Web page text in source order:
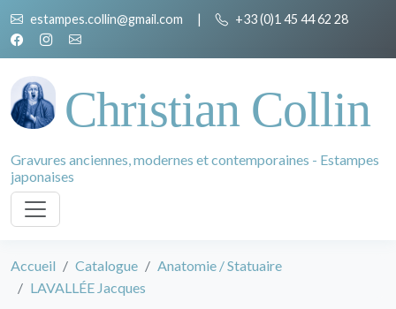
estampes.collin@gmail.com | +33 (0)1 45 44 62 28
Christian Collin
Gravures anciennes, modernes et contemporaines - Estampes
japonaises
Accueil Catalogue
Anatomie / Statuaire
LAVALLÉE Jacques